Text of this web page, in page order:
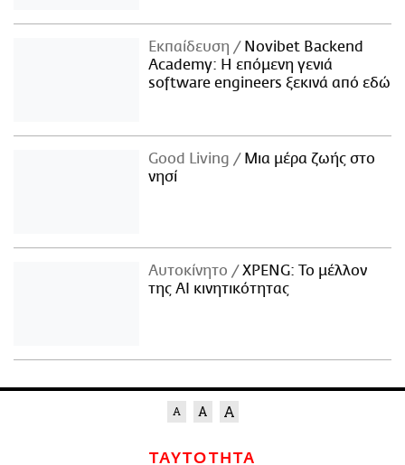
Εκπαίδευση
Novibet Backend
Academy: Η επόμενη γενιά
software engineers ξεκινά από εδώ
Good Living
Μια μέρα ζωής στο
νησί
Αυτοκίνητο
XPENG: Το μέλλον
της AI κινητικότητας
ΤΑΥΤΟΤΗΤΑ